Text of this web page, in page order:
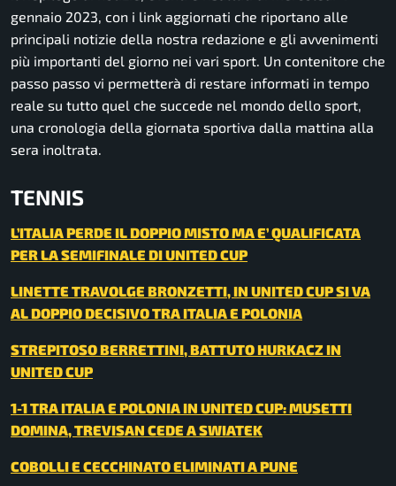
gennaio 2023, con i link aggiornati che riportano alle
principali notizie della nostra redazione e gli avvenimenti
più importanti del giorno nei vari sport. Un contenitore che
passo passo vi permetterà di restare informati in tempo
reale su tutto quel che succede nel mondo dello sport,
una cronologia della giornata sportiva dalla mattina alla
sera inoltrata.
TENNIS
L’ITALIA PERDE IL DOPPIO MISTO MA E’ QUALIFICATA
PER LA SEMIFINALE DI UNITED CUP
LINETTE TRAVOLGE BRONZETTI, IN UNITED CUP SI VA
AL DOPPIO DECISIVO TRA ITALIA E POLONIA
STREPITOSO BERRETTINI, BATTUTO HURKACZ IN
UNITED CUP
1-1 TRA ITALIA E POLONIA IN UNITED CUP: MUSETTI
DOMINA, TREVISAN CEDE A SWIATEK
COBOLLI E CECCHINATO ELIMINATI A PUNE